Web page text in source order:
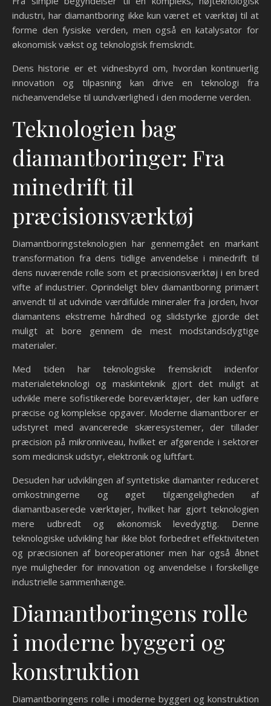
industri, har diamantboring ikke kun været et værktøj til at
forme den fysiske verden, men også en katalysator for
økonomisk vækst og teknologisk fremskridt.
Dens historie er et vidnesbyrd om, hvordan kontinuerlig
innovation og tilpasning kan drive en teknologi fra
nicheanvendelse til uundværlighed i den moderne verden.
Teknologien bag
diamantboringer: Fra
minedrift til
præcisionsværktøj
Diamantboringsteknologien har gennemgået en markant
transformation fra dens tidlige anvendelse i minedrift til
dens nuværende rolle som et præcisionsværktøj i en bred
vifte af industrier. Oprindeligt blev diamantboring primært
anvendt til at udvinde værdifulde mineraler fra jorden, hvor
diamantens ekstreme hårdhed og slidstyrke gjorde det
muligt at bore gennem de mest modstandsdygtige
materialer.
Med tiden har teknologiske fremskridt indenfor
materialeteknologi og maskinteknik gjort det muligt at
udvikle mere sofistikerede boreværktøjer, der kan udføre
præcise og komplekse opgaver. Moderne diamantborer er
udstyret med avancerede skæresystemer, der tillader
præcision på mikronniveau, hvilket er afgørende i sektorer
som medicinsk udstyr, elektronik og luftfart.
Desuden har udviklingen af syntetiske diamanter reduceret
omkostningerne og øget tilgængeligheden af
diamantbaserede værktøjer, hvilket har gjort teknologien
mere udbredt og økonomisk levedygtig. Denne
teknologiske udvikling har ikke blot forbedret effektiviteten
og præcisionen af boreoperationer men har også åbnet
nye muligheder for innovation og anvendelse i forskellige
industrielle sammenhænge.
Diamantboringens rolle
i moderne byggeri og
konstruktion
Diamantboringens rolle i moderne byggeri og konstruktion